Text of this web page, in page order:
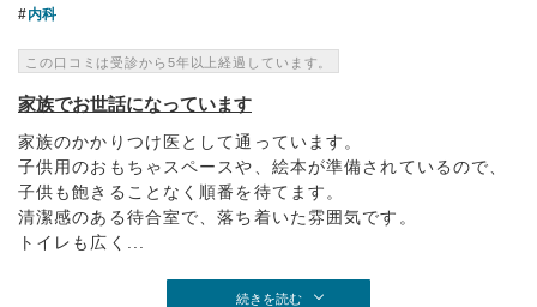
内科
この口コミは受診から5年以上経過しています。
家族でお世話になっています
家族のかかりつけ医として通っています。
子供用のおもちゃスペースや、絵本が準備されているので、
子供も飽きることなく順番を待てます。
清潔感のある待合室で、落ち着いた雰囲気です。
トイレも広く...
続きを読む